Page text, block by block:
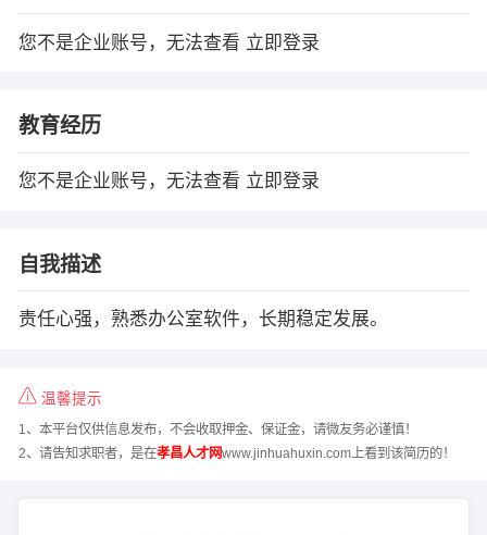
您不是企业账号，无法查看 立即登录
教育经历
您不是企业账号，无法查看 立即登录
自我描述
责任心强，熟悉办公室软件，长期稳定发展。
温馨提示
1、本平台仅供信息发布，不会收取押金、保证金，请微友务必谨慎！
2、请告知求职者，是在孝昌人才网www.jinhuahuxin.com上看到该简历的！